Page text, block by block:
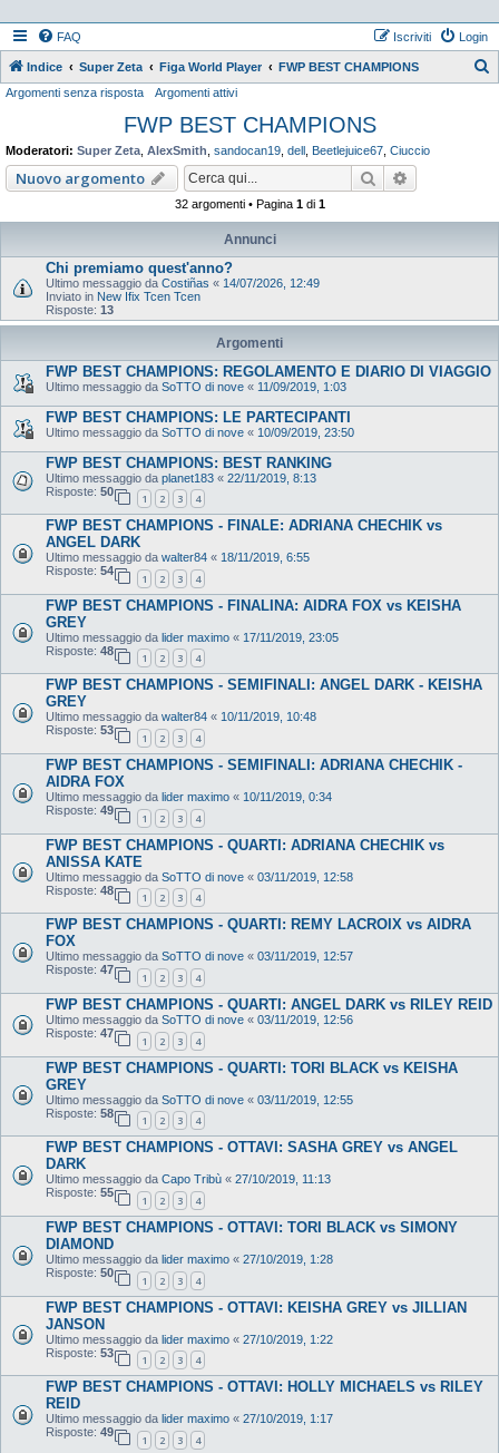
FAQ Login
Iscriviti
Indice Super Zeta Figa World Player FWP BEST CHAMPIONS
Argomenti senza risposta Argomenti attivi
FWP BEST CHAMPIONS
Moderatori: Super Zeta AlexSmith sandocan19 dell Beetlejuice67 Ciuccio
Nuovo argomento Cerca
32 argomenti • Pagina 1di 1
Annunci
Chi premiamo quest'anno?
Ultimo messaggio da Costiñas « 14/07/2026, 12:49
Inviato in New Ifix Tcen Tcen
Risposte: 13
Argomenti
FWP BEST CHAMPIONS: REGOLAMENTO E DIARIO DI VIAGGIO
Ultimo messaggio da SoTTO di nove « 11/09/2019, 1:03
FWP BEST CHAMPIONS: LE PARTECIPANTI
Ultimo messaggio da SoTTO di nove « 10/09/2019, 23:50
FWP BEST CHAMPIONS: BEST RANKING
Ultimo messaggio da planet183 « 22/11/2019, 8:13
Risposte: 50
1 2 3 4
FWP BEST CHAMPIONS - FINALE: ADRIANA CHECHIK vs
ANGEL DARK
Ultimo messaggio da walter84 « 18/11/2019, 6:55
Risposte: 54
1 2 3 4
FWP BEST CHAMPIONS - FINALINA: AIDRA FOX vs KEISHA
GREY
Ultimo messaggio da lider maximo « 17/11/2019, 23:05
Risposte: 48
1 2 3 4
FWP BEST CHAMPIONS - SEMIFINALI: ANGEL DARK - KEISHA
GREY
Ultimo messaggio da walter84 « 10/11/2019, 10:48
Risposte: 53
1 2 3 4
FWP BEST CHAMPIONS - SEMIFINALI: ADRIANA CHECHIK -
AIDRA FOX
Ultimo messaggio da lider maximo « 10/11/2019, 0:34
Risposte: 49
1 2 3 4
FWP BEST CHAMPIONS - QUARTI: ADRIANA CHECHIK vs
ANISSA KATE
Ultimo messaggio da SoTTO di nove « 03/11/2019, 12:58
Risposte: 48
1 2 3 4
FWP BEST CHAMPIONS - QUARTI: REMY LACROIX vs AIDRA
FOX
Ultimo messaggio da SoTTO di nove « 03/11/2019, 12:57
Risposte: 47
1 2 3 4
FWP BEST CHAMPIONS - QUARTI: ANGEL DARK vs RILEY REID
Ultimo messaggio da SoTTO di nove « 03/11/2019, 12:56
Risposte: 47
1 2 3 4
FWP BEST CHAMPIONS - QUARTI: TORI BLACK vs KEISHA
GREY
Ultimo messaggio da SoTTO di nove « 03/11/2019, 12:55
Risposte: 58
1 2 3 4
FWP BEST CHAMPIONS - OTTAVI: SASHA GREY vs ANGEL
DARK
Ultimo messaggio da Capo Tribù « 27/10/2019, 11:13
Risposte: 55
1 2 3 4
FWP BEST CHAMPIONS - OTTAVI: TORI BLACK vs SIMONY
DIAMOND
Ultimo messaggio da lider maximo « 27/10/2019, 1:28
Risposte: 50
1 2 3 4
FWP BEST CHAMPIONS - OTTAVI: KEISHA GREY vs JILLIAN
JANSON
Ultimo messaggio da lider maximo « 27/10/2019, 1:22
Risposte: 53
1 2 3 4
FWP BEST CHAMPIONS - OTTAVI: HOLLY MICHAELS vs RILEY
REID
Ultimo messaggio da lider maximo « 27/10/2019, 1:17
Risposte: 49
1 2 3 4